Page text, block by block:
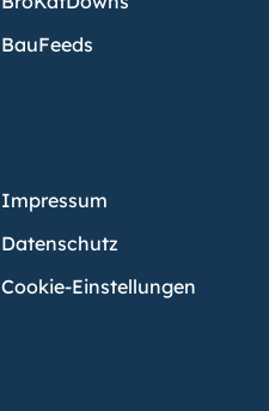
BauFeeds
Impressum
Datenschutz
Cookie-Einstellungen